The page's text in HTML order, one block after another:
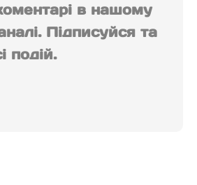
в нашому
Підписуйся та
подій.